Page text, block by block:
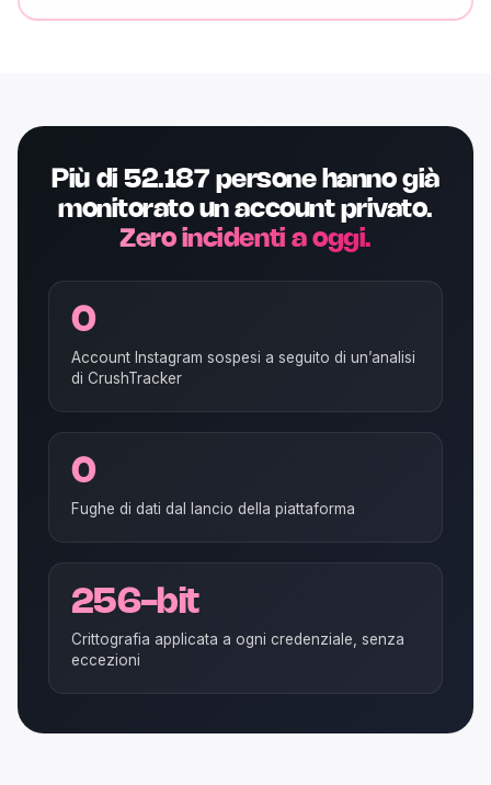
Più di 52.187 persone hanno già
monitorato un account privato.
Zero incidenti a oggi.
0
Account Instagram sospesi a seguito di un’analisi
di CrushTracker
0
Fughe di dati dal lancio della piattaforma
256-bit
Crittografia applicata a ogni credenziale, senza
eccezioni